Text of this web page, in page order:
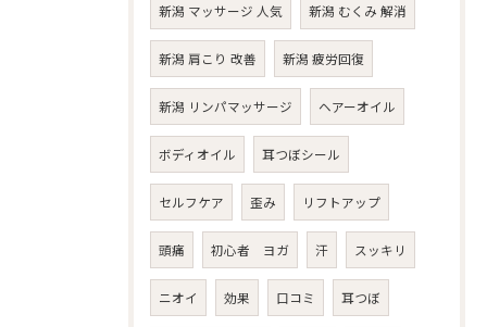
新潟 マッサージ 人気 新潟 むくみ 解消
新潟 肩こり 改善 新潟 疲労回復
新潟 リンパマッサージ ヘアーオイル
ボディオイル 耳つぼシール
セルフケア 歪み リフトアップ
頭痛 初心者 ヨガ 汗 スッキリ
ニオイ 効果 口コミ 耳つぼ